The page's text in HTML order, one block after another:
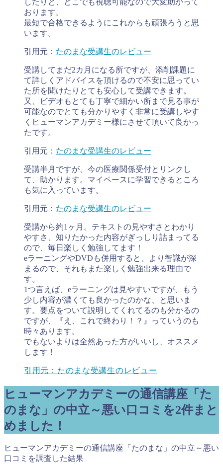
おります。
最短で合格できるようにこれからも頑張ろうと思
います。
引用元： たのまな受講生のレビュー
受講してまだ2カ月になる所ですが、添削課題に
て詳しくアドバイスを頂けるので不安に思ってい
た所を聞けたりとても安心して受講できます。
又、ビデオもとても丁寧で細かい所まで見る事が
可能なのでとても分かりやすく非常に受講しやす
くヒューマンアカデミー様にさせて頂いて良かっ
たです。
引用元： たのまな受講生のレビュー
受講半月ですが、今の医療関係受付とリンクし
て、助かります。マイペースに学習できるところ
も気に入っています。
引用元： たのまな受講生のレビュー
受講から約1ヶ月。テキストの見やすさとわかり
やすさ、知りたかった内容がぎっしり詰まってる
ので、毎日楽しく勉強してます！
eラーニングやDVDも併用すると、より智識が深
まるので、それもまた楽しく勉強出来る理由で
す。
1つ言えば、eラーニングは見やすいですが、もう
少し内容が濃くても良かったのかな、と思いま
す。要点をついて説明してくれてるのも分かるの
ですが、『え、これで終わり！？』っていうのも
時々あります。
でもないよりは全然あった方がいいし、オススメ
します！
引用元：たのまな受講生のレビュー
ヒューマンアカデミーの通信講座「た
のまな」の中立～悪い口コミを2件まと
めました！
ヒューマンアカデミーの通信講座「たのまな」の中立～悪い
口コミを調査した結果